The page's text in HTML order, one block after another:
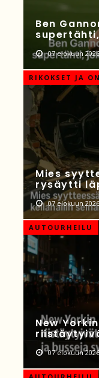
Ben
07 elokuun 2026
RIKOKSET JA
Mies
rysäytti
07 elokuun 2026
AUTOURHEILU
New
07 elokuun 2026